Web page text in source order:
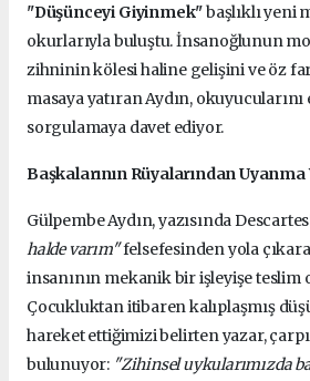
"Düşünceyi Giyinmek"başlıklı yeni
okurlarıyla buluştu. İnsanoğlunun
zihninin kölesi haline gelişini ve öz
masaya yatıran Aydın,
sorgulamaya davet ediyor.
Başkalarının Rüyalarından
Gülpembe Aydın, yazısında
halde varım"felsefesinden yola
insanının mekanik bir işleyişe
Çocukluktan itibaren kalıplaşmış
hareket ettiğimizi belirten yazar,
bulunuyor: "Zihinsel uykularımızda